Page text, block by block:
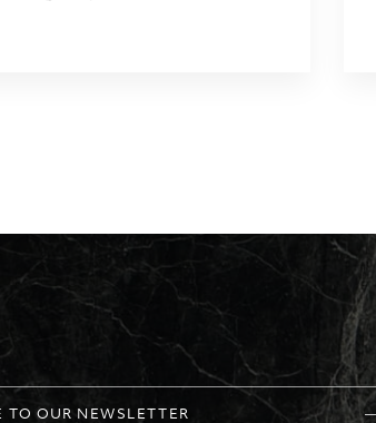
TO OUR NEWSLETTER